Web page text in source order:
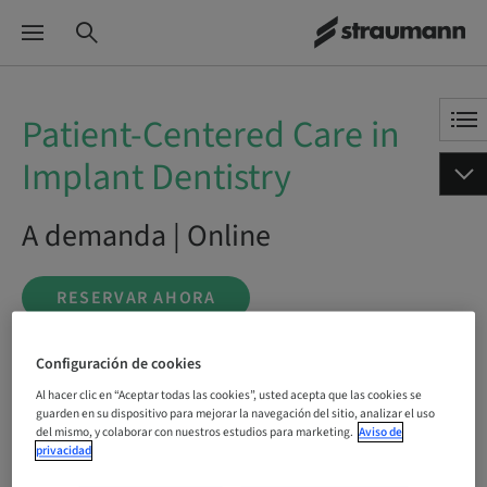
Patient-Centered Care in
Implant Dentistry
A demanda | Online
RESERVAR AHORA
Estado
reservable
Fecha límite de registro
Configuración de cookies
Al hacer clic en “Aceptar todas las cookies”, usted acepta que las cookies se
guarden en su dispositivo para mejorar la navegación del sitio, analizar el uso
del mismo, y colaborar con nuestros estudios para marketing. Aviso de
privacidad